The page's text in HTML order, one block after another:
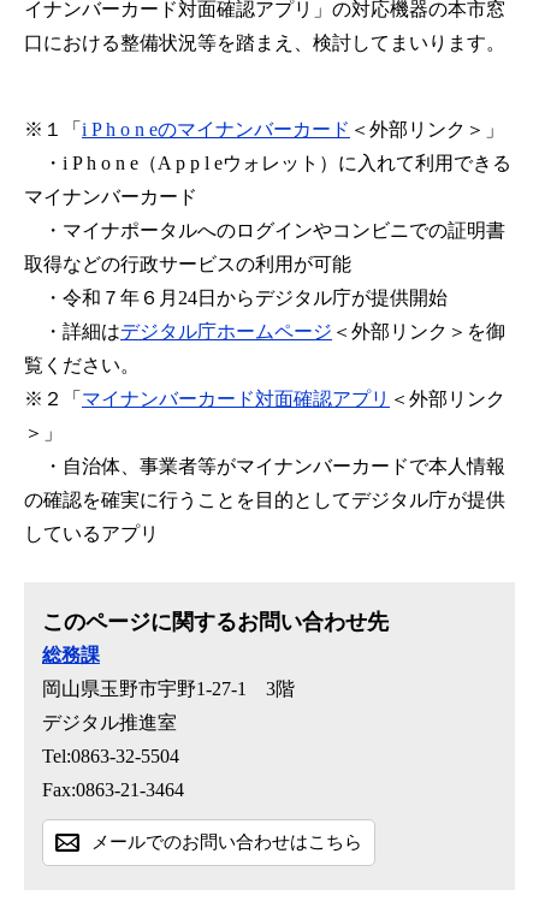
イナンバーカード対面確認アプリ」の対応機器の本市窓
口における整備状況等を踏まえ、検討してまいります。
​※１「 i P h o n eのマイナンバーカード ＜外部リンク＞ 」
・i P h o n e（A p p l eウォレット）に入れて利用できる
マイナンバーカード
・マイナポータルへのログインやコンビニでの証明書
取得などの行政サービスの利用が可能
・令和７年６月24日からデジタル庁が提供開始
・詳細はデジタル庁ホームページ ＜外部リンク＞ を御
覧ください。
※２「 マイナンバーカード対面確認アプリ ＜外部リンク
＞ 」
・自治体、事業者等がマイナンバーカードで本人情報
の確認を確実に行うことを目的としてデジタル庁が提供
しているアプリ
このページに関するお問い合わせ先
総務課
岡山県玉野市宇野1-27-1 3階
デジタル推進室
Tel:0863-32-5504
Fax:0863-21-3464
メールでのお問い合わせはこちら